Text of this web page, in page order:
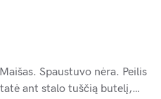
Spaustuvo nėra. Peilis
ant stalo tuščią butelį,…